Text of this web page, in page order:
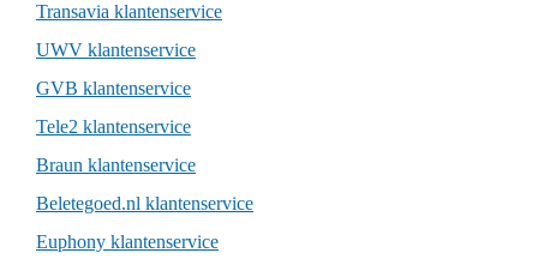
Transavia klantenservice
UWV klantenservice
GVB klantenservice
Tele2 klantenservice
Braun klantenservice
Beletegoed.nl klantenservice
Euphony klantenservice